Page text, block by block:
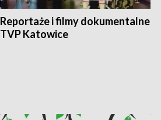
Reportaże i filmy dokumentalne
TVP Katowice